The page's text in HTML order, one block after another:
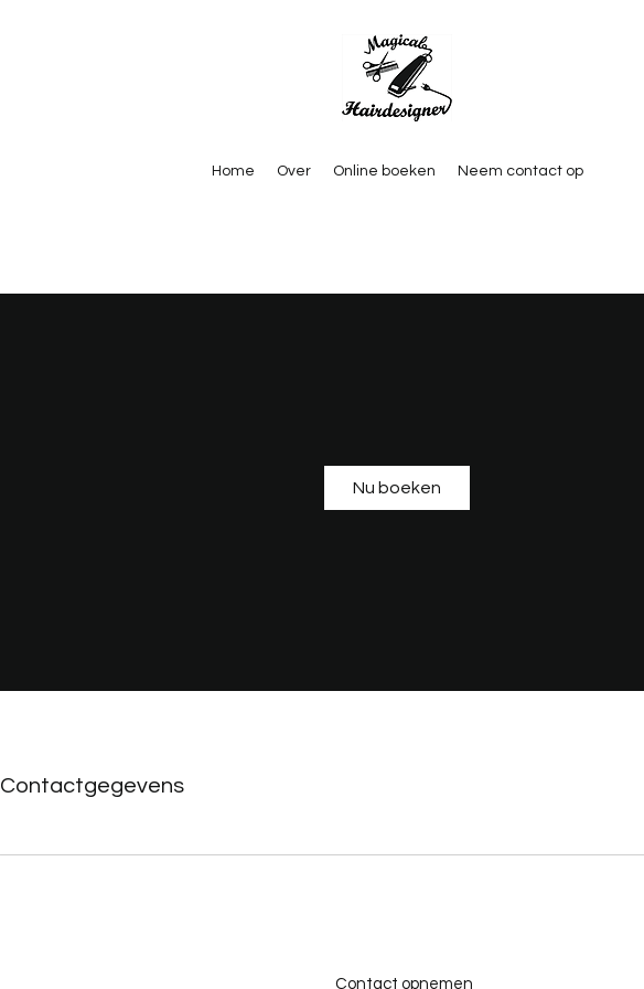
Home Over Online boeken Neem contact op
Nu boeken
Contactgegevens
Contact opnemen